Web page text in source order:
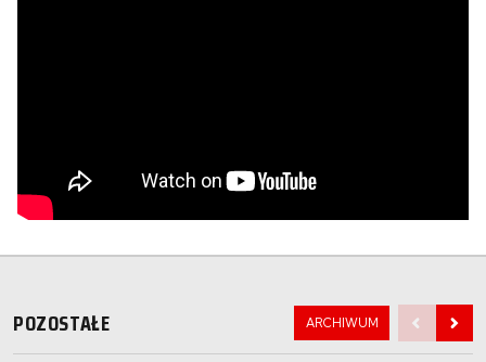
POZOSTAŁE ARCHIWUM